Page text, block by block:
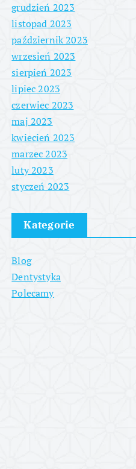
grudzień 2023
listopad 2023
październik 2023
wrzesień 2023
sierpień 2023
lipiec 2023
czerwiec 2023
maj 2023
kwiecień 2023
marzec 2023
luty 2023
styczeń 2023
Kategorie
Blog
Dentystyka
Polecamy